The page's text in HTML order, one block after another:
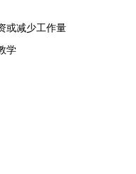
或减少工作量
学